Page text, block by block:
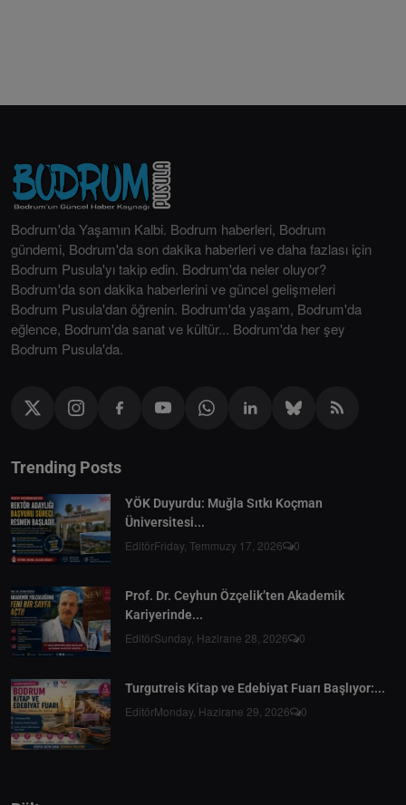
Bodrum'da Yaşamın Kalbi. Bodrum haberleri, Bodrum
gündemi, Bodrum'da son dakika haberleri ve daha fazlası için
Bodrum Pusula'yı takip edin. Bodrum'da neler oluyor?
Bodrum'da son dakika haberlerini ve güncel gelişmeleri
Bodrum Pusula'dan öğrenin. Bodrum'da yaşam, Bodrum'da
eğlence, Bodrum'da sanat ve kültür... Bodrum'da her şey
Bodrum Pusula'da.
Trending Posts
YÖK Duyurdu: Muğla Sıtkı Koçman
Üniversitesi...
EditörFriday, Temmuzy 17, 2026 0
Prof. Dr. Ceyhun Özçelik’ten Akademik
Kariyerinde...
EditörSunday, Hazirane 28, 2026 0
Turgutreis Kitap ve Edebiyat Fuarı Başlıyor:...
EditörMonday, Hazirane 29, 2026 0